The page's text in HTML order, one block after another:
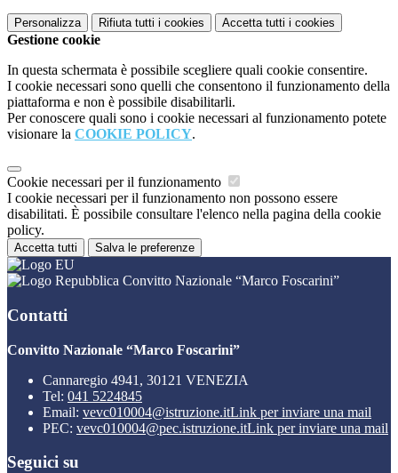
Personalizza Rifiuta tutti i cookies Accetta tutti i cookies
Gestione cookie
In questa schermata è possibile scegliere quali cookie consentire.
I cookie necessari sono quelli che consentono il funzionamento della
piattaforma e non è possibile disabilitarli.
Per conoscere quali sono i cookie necessari al funzionamento potete
visionare la COOKIE POLICY.
Cookie necessari per il funzionamento
I cookie necessari per il funzionamento non possono essere
disabilitati. È possibile consultare l'elenco nella pagina della cookie
policy.
Accetta tutti Salva le preferenze
Convitto Nazionale “Marco Foscarini”
Contatti
Convitto Nazionale “Marco Foscarini”
Cannaregio 4941, 30121 VENEZIA
Tel: 041 5224845
Email: vevc010004@istruzione.itLink per inviare una mail
PEC: vevc010004@pec.istruzione.itLink per inviare una mail
Seguici su